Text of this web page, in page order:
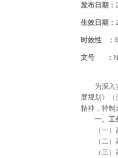
发布日期：
生效日期：
时效性 ：
文号 ：
为深入实
展规划》
精神，特制
一、工
（一）高
（二）高
（三）高